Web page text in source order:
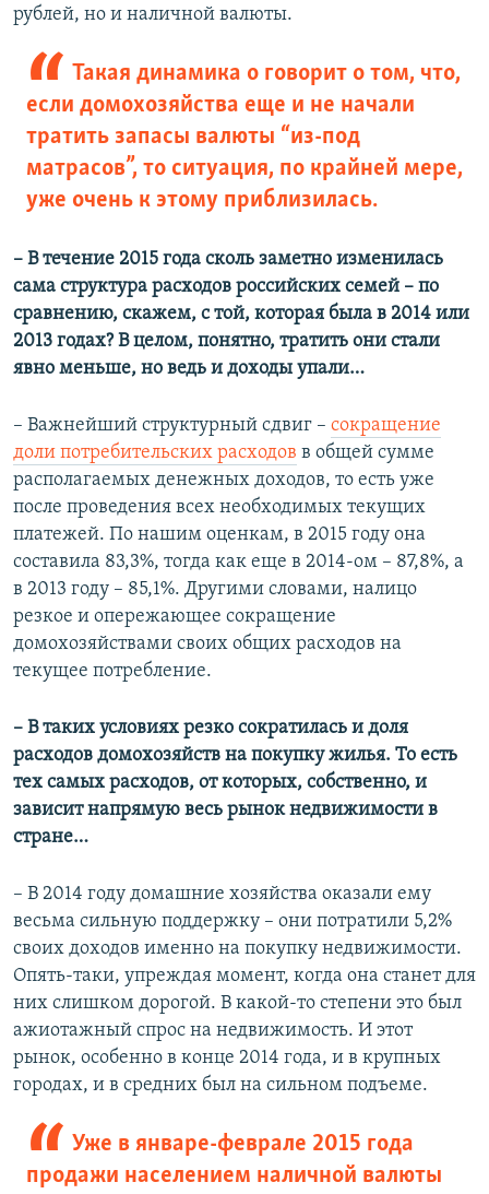
рублей, но и наличной валюты.
Такая динамика о говорит о том, что,
если домохозяйства еще и не начали
тратить запасы валюты “из-под
матрасов”, то ситуация, по крайней мере,
уже очень к этому приблизилась.
– ​В течение 2015 года сколь заметно изменилась
сама структура расходов российских семей – по
сравнению, скажем, с той, которая была в 2014 или
2013 годах? В целом, понятно, тратить они стали
явно меньше, но ведь и доходы упали…
– Важнейший структурный сдвиг – сокращение
доли потребительских расходов в общей сумме
располагаемых денежных доходов, то есть уже
после проведения всех необходимых текущих
платежей. По нашим оценкам, в 2015 году она
составила 83,3%, тогда как еще в 2014-ом – 87,8%, а
в 2013 году – 85,1%. Другими словами, налицо
резкое и опережающее сокращение
домохозяйствами своих общих расходов на
текущее потребление.
–​ В таких условиях резко сократилась и доля
расходов домохозяйств на покупку жилья. То есть
тех самых расходов, от которых, собственно, и
зависит напрямую весь рынок недвижимости в
стране…
– В 2014 году домашние хозяйства оказали ему
весьма сильную поддержку – они потратили 5,2%
своих доходов именно на покупку недвижимости.
Опять-таки, упреждая момент, когда она станет для
них слишком дорогой. В какой-то степени это был
ажиотажный спрос на недвижимость. И этот
рынок, особенно в конце 2014 года, и в крупных
городах, и в средних был на сильном подъеме.
Уже в январе-феврале 2015 года
продажи населением наличной валюты